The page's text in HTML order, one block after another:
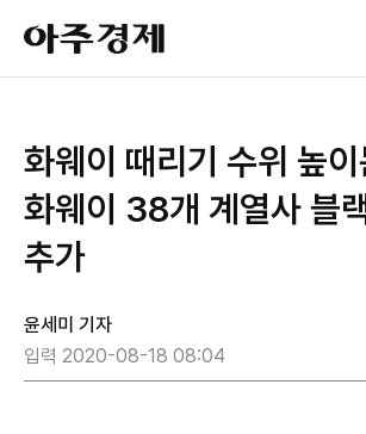
아
주
경
화웨이 때리기 수위 높
화웨이 38개 계열사 블
추가
윤세미 기자
입력 2020-08-18 08:04